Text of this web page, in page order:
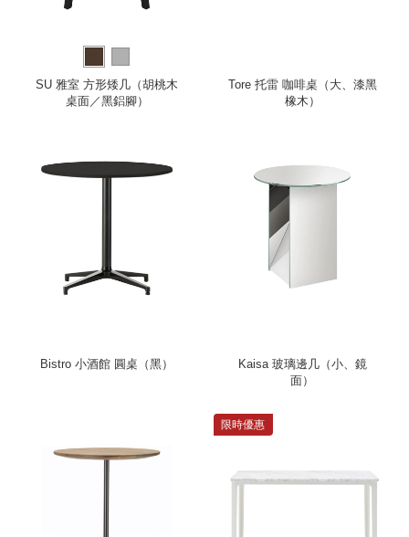
SU 雅室 方形矮几（胡桃木
桌面／黑鋁腳）
Tore 托雷 咖啡桌（大、漆黑
橡木）
Bistro 小酒館 圓桌（黑）
Kaisa 玻璃邊几（小、鏡
面）
限時優惠